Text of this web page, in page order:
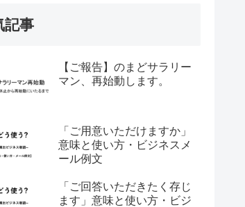
記事
【ご報告】のまどサラリー
マン、再始動します。
「ご用意いただけますか」
意味と使い方・ビジネスメ
ール例文
「ご回答いただきたく存じ
ます」意味と使い方・ビジ